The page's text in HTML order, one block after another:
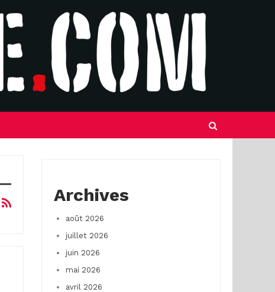
Archives
août 2026
juillet 2026
juin 2026
mai 2026
avril 2026